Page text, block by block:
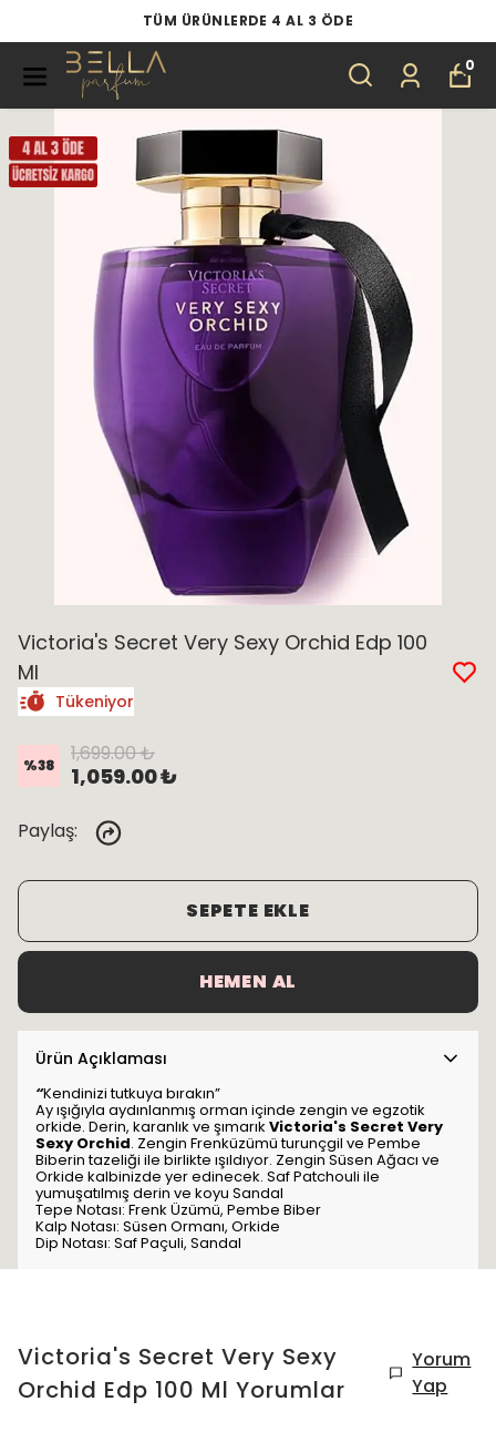
TÜM ÜRÜNLERDE 4 AL 3 ÖDE
0
Victoria's Secret Very Sexy Orchid Edp 100
Ml
Tükeniyor
%38 1,699.00 ₺
1,059.00 ₺
Paylaş:
SEPETE EKLE
HEMEN AL
Ürün Açıklaması
“Kendinizi tutkuya bırakın”
Ay ışığıyla aydınlanmış orman içinde zengin ve egzotik
orkide. Derin, karanlık ve şımarık Victoria's Secret Very
Sexy Orchid. Zengin Frenküzümü turunçgil ve Pembe
Biberin tazeliği ile birlikte ışıldıyor. Zengin Süsen Ağacı ve
Orkide kalbinizde yer edinecek. Saf Patchouli ile
yumuşatılmış derin ve koyu Sandal
Tepe Notası: Frenk Üzümü, Pembe Biber
Kalp Notası: Süsen Ormanı, Orkide
Dip Notası: Saf Paçuli, Sandal
Victoria's Secret Very Sexy
Orchid Edp 100 Ml Yorumlar
Yorum
Yap